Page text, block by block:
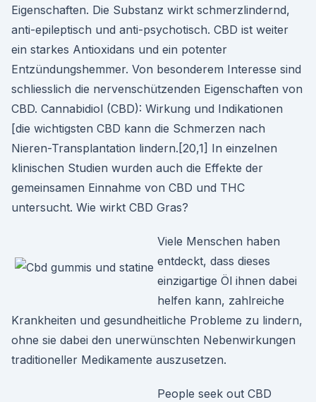
Eigenschaften. Die Substanz wirkt schmerzlindernd,
anti-epileptisch und anti-psychotisch. CBD ist weiter
ein starkes Antioxidans und ein potenter
Entzündungshemmer. Von besonderem Interesse sind
schliesslich die nervenschützenden Eigenschaften von
CBD. Cannabidiol (CBD): Wirkung und Indikationen
[die wichtigsten CBD kann die Schmerzen nach
Nieren-Transplantation lindern.[20,1] In einzelnen
klinischen Studien wurden auch die Effekte der
gemeinsamen Einnahme von CBD und THC
untersucht. Wie wirkt CBD Gras?
Viele Menschen haben
entdeckt, dass dieses
einzigartige Öl ihnen dabei
helfen kann, zahlreiche
Krankheiten und gesundheitliche Probleme zu lindern,
ohne sie dabei den unerwünschten Nebenwirkungen
traditioneller Medikamente auszusetzen.
People seek out CBD